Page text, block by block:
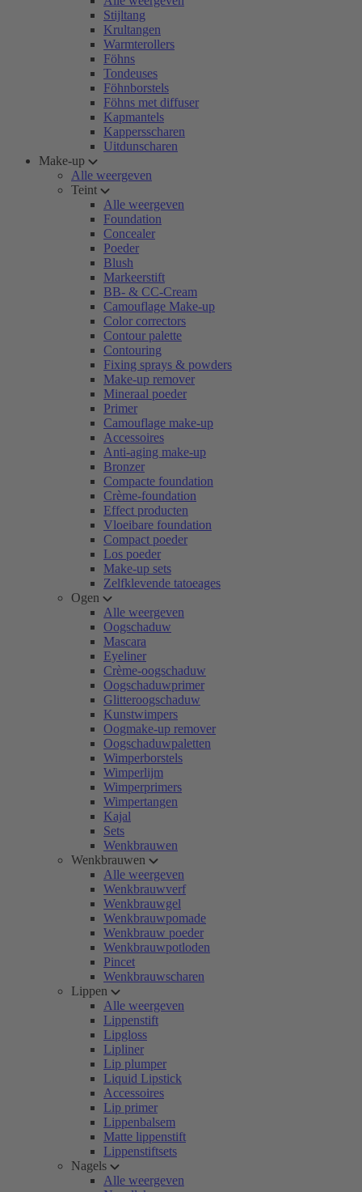
Stijltang
Krultangen
Warmterollers
Föhns
Tondeuses
Föhnborstels
Föhns met diffuser
Kapmantels
Kappersscharen
Uitdunscharen
Make-up
Alle weergeven
Teint
Alle weergeven
Foundation
Concealer
Poeder
Blush
Markeerstift
BB- & CC-Cream
Camouflage Make-up
Color correctors
Contour palette
Contouring
Fixing sprays & powders
Make-up remover
Mineraal poeder
Primer
Camouflage make-up
Accessoires
Anti-aging make-up
Bronzer
Compacte foundation
Crème-foundation
Effect producten
Vloeibare foundation
Compact poeder
Los poeder
Make-up sets
Zelfklevende tatoeages
Ogen
Alle weergeven
Oogschaduw
Mascara
Eyeliner
Crème-oogschaduw
Oogschaduwprimer
Glitteroogschaduw
Kunstwimpers
Oogmake-up remover
Oogschaduwpaletten
Wimperborstels
Wimperlijm
Wimperprimers
Wimpertangen
Kajal
Sets
Wenkbrauwen
Wenkbrauwen
Alle weergeven
Wenkbrauwverf
Wenkbrauwgel
Wenkbrauwpomade
Wenkbrauw poeder
Wenkbrauwpotloden
Pincet
Wenkbrauwscharen
Lippen
Alle weergeven
Lippenstift
Lipgloss
Lipliner
Lip plumper
Liquid Lipstick
Accessoires
Lip primer
Lippenbalsem
Matte lippenstift
Lippenstiftsets
Nagels
Alle weergeven